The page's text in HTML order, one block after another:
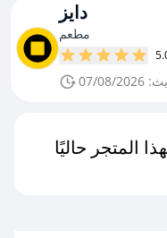
دايز
مطعم
2026